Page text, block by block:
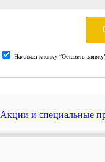
Нажимая кнопку “Оставить
Акции и специальные